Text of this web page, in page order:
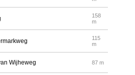
158
m
115
m
Wijheweg 87 m